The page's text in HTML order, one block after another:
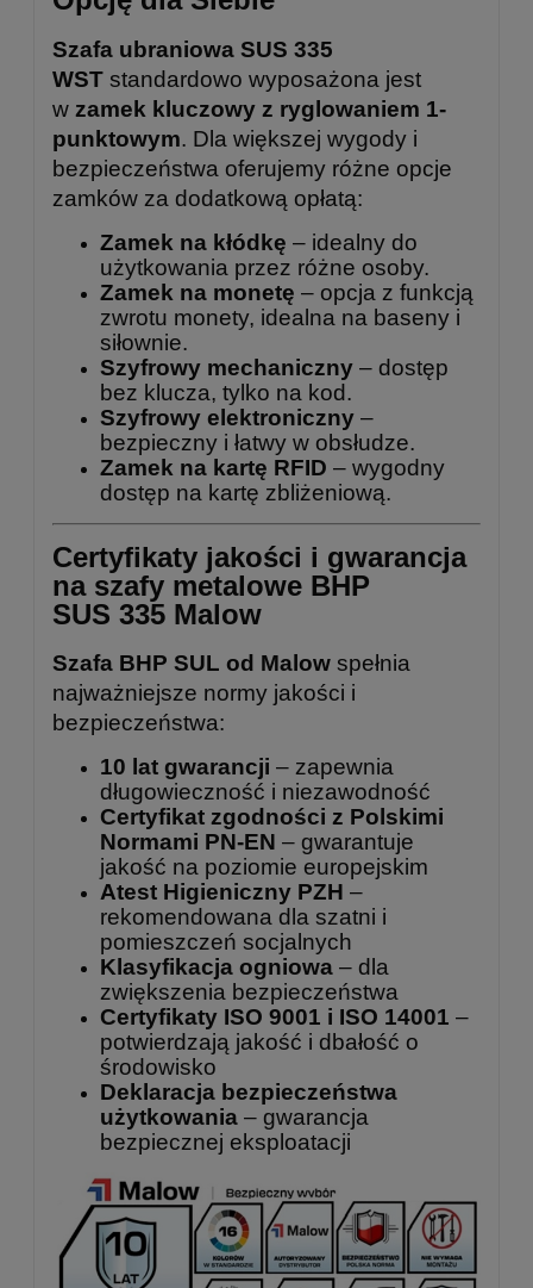
Szafa ubraniowa SUS 335
WST standardowo wyposażona jest
w zamek kluczowy z ryglowaniem 1-
punktowym. Dla większej wygody i
bezpieczeństwa oferujemy różne opcje
zamków za dodatkową opłatą:
Zamek na kłódkę – idealny do
użytkowania przez różne osoby.
Zamek na monetę – opcja z funkcją
zwrotu monety, idealna na baseny i
siłownie.
Szyfrowy mechaniczny – dostęp
bez klucza, tylko na kod.
Szyfrowy elektroniczny –
bezpieczny i łatwy w obsłudze.
Zamek na kartę RFID – wygodny
dostęp na kartę zbliżeniową.
Certyfikaty jakości i gwarancja
na szafy metalowe BHP
SUS 335 Malow
Szafa BHP SUL od Malow spełnia
najważniejsze normy jakości i
bezpieczeństwa:
10 lat gwarancji – zapewnia
długowieczność i niezawodność
Certyfikat zgodności z Polskimi
Normami PN-EN – gwarantuje
jakość na poziomie europejskim
Atest Higieniczny PZH –
rekomendowana dla szatni i
pomieszczeń socjalnych
Klasyfikacja ogniowa – dla
zwiększenia bezpieczeństwa
Certyfikaty ISO 9001 i ISO 14001 –
potwierdzają jakość i dbałość o
środowisko
Deklaracja bezpieczeństwa
użytkowania – gwarancja
bezpiecznej eksploatacji